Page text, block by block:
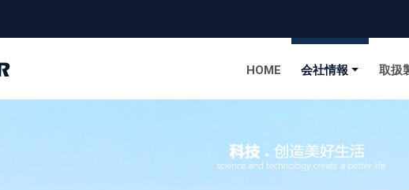
Universal - go to homepage HOME 会社情報 取扱